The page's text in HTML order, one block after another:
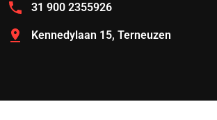
31 900 2355926
Kennedylaan 15, Terneuzen